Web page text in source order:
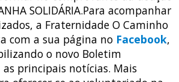
SOLIDÁRIA.Para acompanhar
a Fraternidade O Caminho
com a sua página no Facebook,
o novo Boletim
principais notícias. Mais